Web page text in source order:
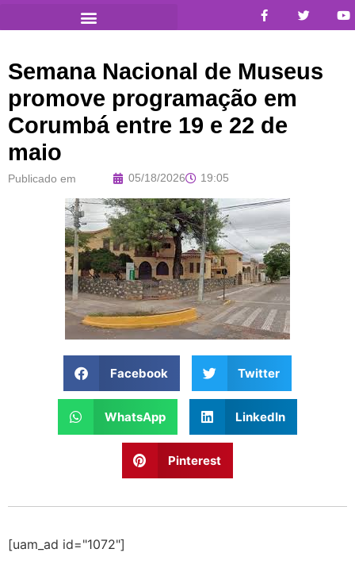
Semana Nacional de Museus
promove programação em
Corumbá entre 19 e 22 de
maio
Publicado em 05/18/2026 19:05
Facebook Twitter
WhatsApp LinkedIn
Pinterest
[uam_ad id="1072"]